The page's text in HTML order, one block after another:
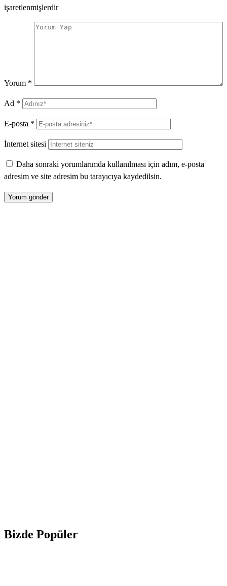
işaretlenmişlerdir
Yorum *
Ad *
E-posta *
İnternet sitesi
Daha sonraki yorumlarımda kullanılması için adım, e-posta
adresim ve site adresim bu tarayıcıya kaydedilsin.
Bizde Popüler